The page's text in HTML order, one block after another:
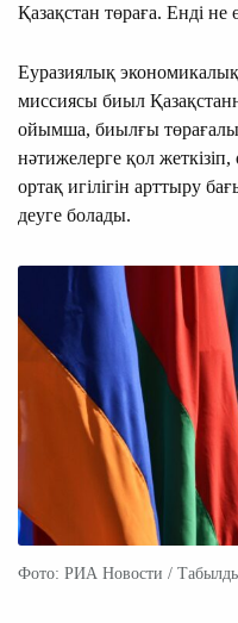
Қазақстан төраға. Енді не
Еуразиялық
миссиясы биыл
ойымша, биылғы
нәтижелерге қол
ортақ игілігін арттыру
деуге болады.
Фото: РИА Новости /